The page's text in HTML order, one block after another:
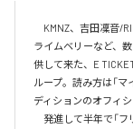
KMNZ、吉田凜音/
ライムベリーなど、
供して来た、E
ループ。読み方は「
ディションのオフィ
発進して半年で「フ